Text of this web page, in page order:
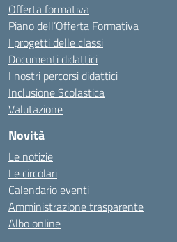
Offerta formativa
Piano dell’Offerta Formativa
I progetti delle classi
Documenti didattici
I nostri percorsi didattici
Inclusione Scolastica
Valutazione
Novità
Le notizie
Le circolari
Calendario eventi
Amministrazione trasparente
Albo online